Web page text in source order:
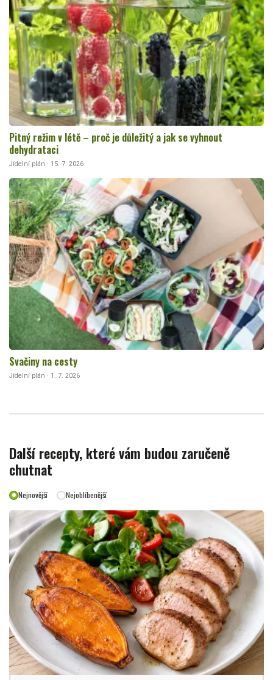
Pitný režim v létě – proč je důležitý a jak se vyhnout
dehydrataci
Jídelní plán · 15. 7. 2026
Svačiny na cesty
Jídelní plán · 1. 7. 2026
Další recepty, které vám budou zaručeně
chutnat
Nejnovější Nejoblíbenější